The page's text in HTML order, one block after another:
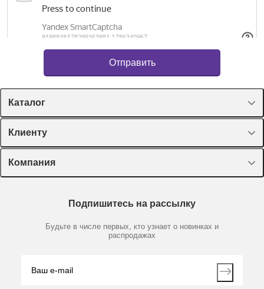
Каталог
Спецпредложения
Оборудование, приборы
Пластик, стекло, принадлежности
Химические реактивы, препараты, наборы
Производители
Клиенту
Лекторий Диаэм
Доставка и оплата
Мобильное приложение
Компания
Партнеры
Контакты
Подпишитесь на рассылку
Будьте в числе первых, кто узнает о новинках и
распродажах